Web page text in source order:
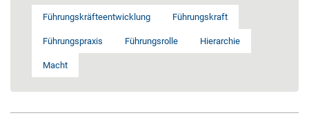
Führungskräfteentwicklung Führungskraft
Führungspraxis Führungsrolle Hierarchie
Macht